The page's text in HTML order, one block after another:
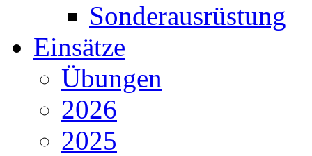
Sonderausrüstung
Einsätze
Übungen
2026
2025